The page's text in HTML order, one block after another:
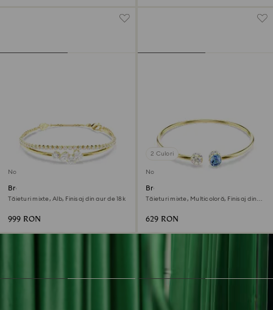
Nou
Brățară Mesmera
Tăieturi mixte, Alb, Finisaj din aur de 18k
999 RON
2 Culori
Nou
Brățară fixă Chroma
Tăieturi mixte, Multicoloră, Finisaj din
629 RON